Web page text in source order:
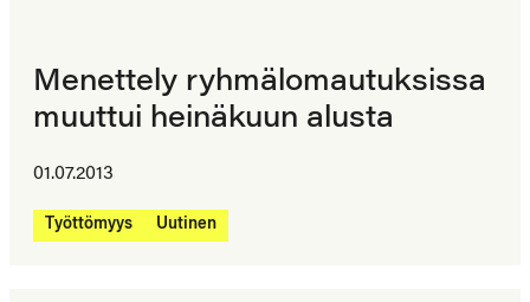
Menettely ryhmälomautuksissa
muuttui heinäkuun alusta
01.07.2013
Työttömyys Uutinen